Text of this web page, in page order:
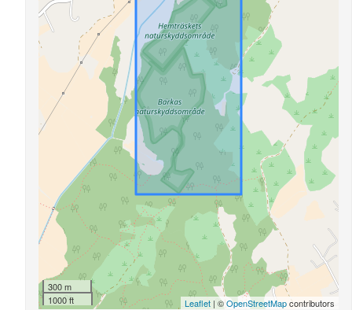
300 m
1000 ft
Leaflet | ©OpenStreetMapcontributors